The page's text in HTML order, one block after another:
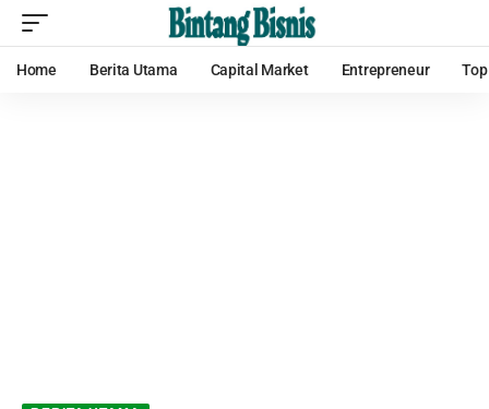
Home Berita Utama Capital Market Entrepreneur